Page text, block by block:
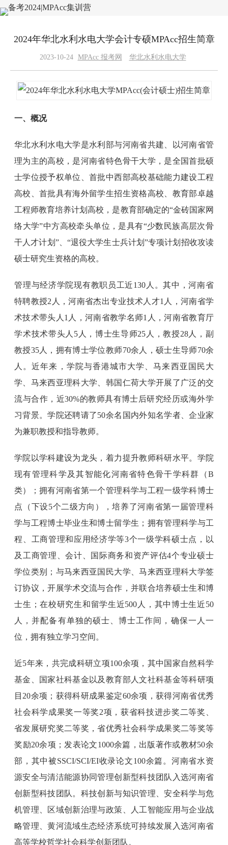
2024年华北水利水电大学会计专硕MPAcc招生简章
2023-10-24 MPAcc 报考网 华北水利水电大学
一、概况
华北水利水电大学是水利部与河南省共建、以河南省管
理为主的高校，是河南省特色骨干大学，是全国首批硕
士学位授予权单位、首批中西部高校基础能力建设工程
高校、首批具有海外留学生招生资格高校、教育部卓越
工程师教育培养计划高校，是教育部确定的“金砖国家网
络大学”中方高校牵头单位，是具有“少数民族高层次骨
干人才计划”、“退役大学生士兵计划”专项计划招收攻读
硕士研究生资格的高校。
管理与经济学院现有教职员工近130人。其中，河南省
特聘教授2人，河南省杰出专业技术人才1人，河南省学
术技术带头人1人，河南省教学名师1人，河南省教育厅
学术技术带头人5人，博士生导师25人，教授28人，副
教授35人，拥有博士学位教师70余人，硕士生导师70余
人。近年来，学院与香港城市大学、马来西亚国民大
学、马来西亚理科大学、韩国仁荷大学开展了广泛的交
流与合作，近30%的教师具有博士后研究经历或海外学
习背景。学院还聘请了50余名国内外知名学者、企业家
为兼职教授和指导教师。
学院以学科建设为龙头，着力提升教师科研水平。学院
现有管理科学及其智能化河南省特色骨干学科群（B
类）；拥有河南省第一个管理科学与工程一级学科博士
点（下设5个二级方向），培养了河南省第一届管理科
学与工程博士毕业生和博士留学生；拥有管理科学与工
程、工商管理和应用经济学等3个一级学科硕士点，以
及工商管理、会计、国际商务和资产评估4个专业硕士
学位类别；与马来西亚国民大学、马来西亚理科大学签
订协议，开展学术交流与合作，并联合培养硕士生和博
士生；在校研究生和留学生近500人，其中博士生近50
人，并配备有单独的硕士、博士工作间，确保一人一
位，拥有独立学习空间。
近5年来，共完成科研立项100余项，其中国家自然科学
基金、国家社科基金以及教育部人文社科基金等科研项
目20余项；获得科研成果鉴定60余项，获得河南省优秀
社会科学成果奖一等奖2项，获省科技进步奖二等奖、
省发展研究奖二等奖，省优秀社会科学成果奖二等奖等
奖励20余项；发表论文1000余篇，出版著作或教材50余
部，其中被SSCI/SCI/EI收录论文100余篇。河南省水资
源安全与清洁能源协同管理创新型科技团队入选河南省
创新型科技团队。科技创新与知识管理、安全科学与危
机管理、区域创新治理与政策、人工智能应用与企业战
略管理、黄河流域生态经济系统可持续发展入选河南省
高等学校哲学社会科学创新团队。